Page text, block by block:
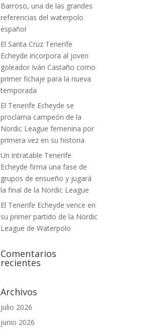
Barroso, una de las grandes
referencias del waterpolo
español
El Santa Cruz Tenerife
Echeyde incorpora al joven
goleador Iván Castaño como
primer fichaje para la nueva
temporada
El Tenerife Echeyde se
proclama campeón de la
Nordic League femenina por
primera vez en su historia
Un intratable Tenerife
Echeyde firma una fase de
grupos de ensueño y jugará
la final de la Nordic League
El Tenerife Echeyde vence en
su primer partido de la Nordic
League de Waterpolo
Comentarios
recientes
Archivos
julio 2026
junio 2026